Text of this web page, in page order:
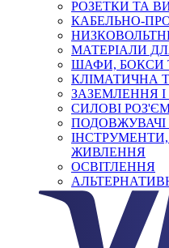
РОЗЕТКИ ТА
КАБЕЛЬНО-
МАТЕРІАЛИ
ШАФИ, БОКСИ
КЛІМАТИЧНА
ЗАЗЕМЛЕННЯ
СИЛОВІ
ПОДОВЖУВАЧІ
ЖИВЛЕННЯ
ОСВІТЛЕННЯ